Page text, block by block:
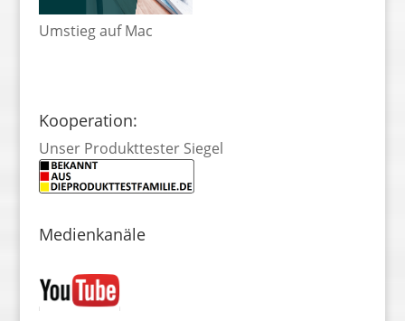
Umstieg auf Mac
Kooperation:
Unser Produkttester Siegel
Medienkanäle